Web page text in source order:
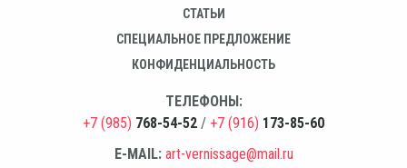
СТАТЬИ
СПЕЦИАЛЬНОЕ ПРЕДЛОЖЕНИЕ
КОНФИДЕНЦИАЛЬНОСТЬ
ТЕЛЕФОНЫ:
+7 (985) 768-54-52 / +7 (916) 173-85-60
E-MAIL: art-vernissage@mail.ru